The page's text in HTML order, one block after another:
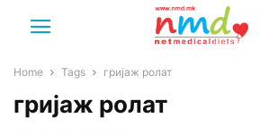
Home Tags гријаж ролат
гријаж ролат